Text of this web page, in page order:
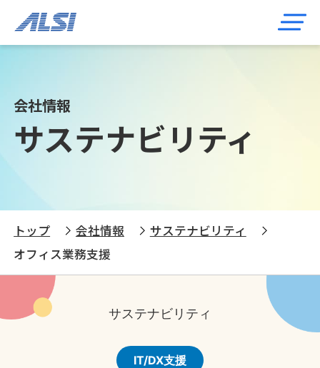
会社情報
サステナビリティ
トップ 会社情報
サステナビリティ
オフィス業務支援
サステナビリティ
IT/DX支援